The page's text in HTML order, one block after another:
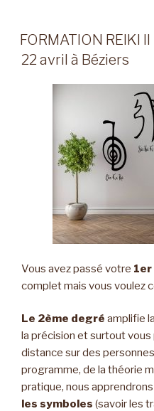
FORMATION REIKI
22 avril à Béziers
Vous avez passé votre
complet mais vous voulez
Le 2ème degré amplifie
la précision et surtout
distance sur des
programme, de la théorie
pratique, nous
les symboles (savoir les